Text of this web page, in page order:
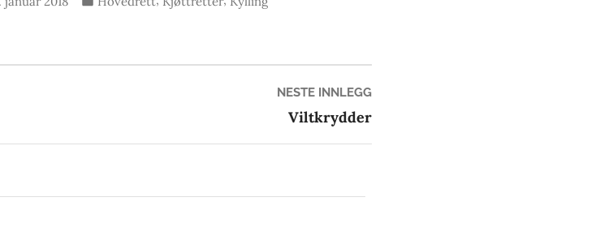
NESTE INNLEGGNeste
innlegg:
Viltkrydder